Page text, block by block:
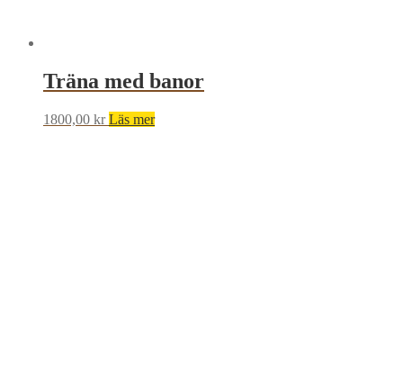
Träna med banor
1800,00 kr Läs mer